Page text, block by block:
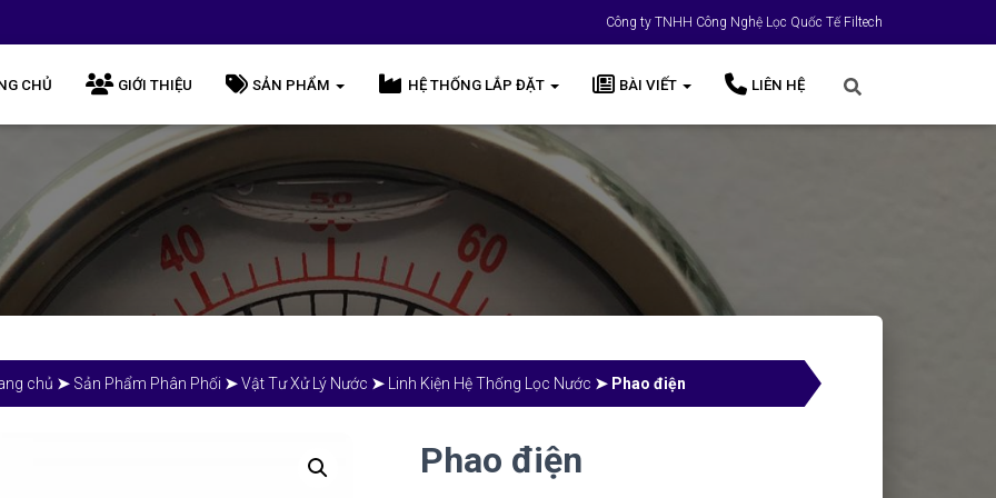
Công ty TNHH Công Nghệ Lọc Quốc Tế Filtech
CHỦ GIỚI THIỆU SẢN PHẨM HỆ THỐNG LẮP ĐẶT BÀI VIẾT LIÊN HỆ
chủ ➤ Sản Phẩm Phân Phối ➤Vật Tư Xử Lý Nước ➤ Linh Kiện Hệ Thống Lọc Nước ➤ Phao điện
Phao điện